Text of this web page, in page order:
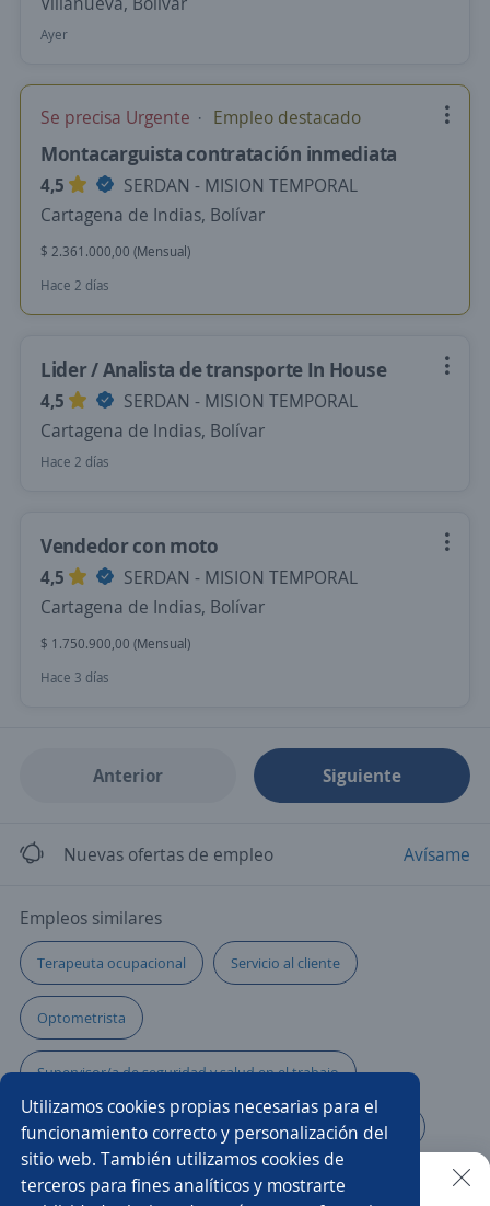
Utilizamos cookies propias necesarias para el
funcionamiento correcto y personalización del
sitio web. También utilizamos cookies de
terceros para fines analíticos y mostrarte
Ayer
Se precisa Urgente Empleo destacado
Montacarguista contratación inmediata
4,5
SERDAN - MISION TEMPORAL
Cartagena de Indias, Bolívar
$ 2.361.000,00 (Mensual)
Hace 2 días
Lider / Analista de transporte In House
4,5
SERDAN - MISION TEMPORAL
Cartagena de Indias, Bolívar
Hace 2 días
Vendedor con moto
4,5
SERDAN - MISION TEMPORAL
Cartagena de Indias, Bolívar
$ 1.750.900,00 (Mensual)
Hace 3 días
Anterior Siguiente
Nuevas ofertas de empleo Avísame
Empleos similares
Terapeuta ocupacional Servicio al cliente
Optometrista
Supervisor/a de seguridad y salud en el trabajo
Telecomunicaciones Inspector/a Producción
Practicante de seguridad Técnico seguridad